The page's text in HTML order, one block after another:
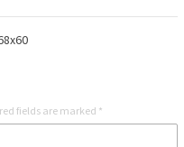
fields are marked *